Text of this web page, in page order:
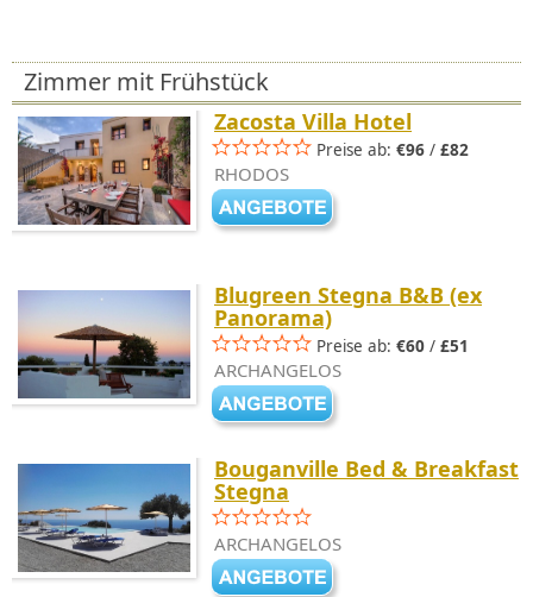
Zimmer mit Frühstück
Zacosta Villa Hotel
Preise ab: €96 / £82
RHODOS
Blugreen Stegna B&B (ex
Panorama)
Preise ab: €60 / £51
ARCHANGELOS
Bouganville Bed & Breakfast
Stegna
ARCHANGELOS